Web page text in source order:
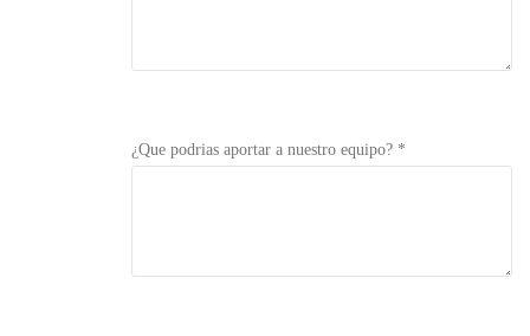
¿Que podrias aportar a nuestro equipo? *